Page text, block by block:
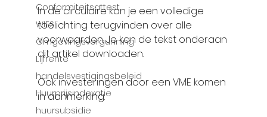
Conformiteitsattest
WIES
Omgevingsvergunning
Lijfrente
handelsvestigingsbeleid
Huurprijsindexatie
huursubsidie
In de circulaire kan je een volledige
toelichting terugvinden over alle
voorwaarden. Je kan de tekst onderaan
dit artikel downloaden.
Ook investeringen door een VME komen
in aanmerking.